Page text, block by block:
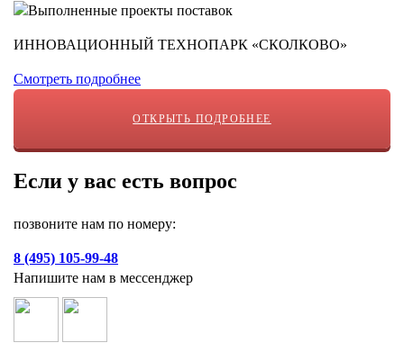
ИННОВАЦИОННЫЙ ТЕХНОПАРК «СКОЛКОВО»
Смотреть подробнее
ОТКРЫТЬ ПОДРОБНЕЕ
Если у вас есть вопрос
позвоните нам по номеру:
8 (495) 105-99-48
Напишите нам в мессенджер